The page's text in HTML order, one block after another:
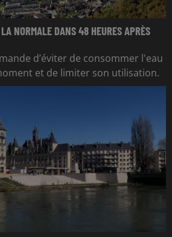
NORMALE DANS 48 HEURES APRÈS
d’éviter de consommer l'eau
et de limiter son utilisation.